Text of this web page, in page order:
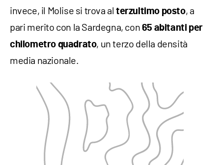
invece, il Molise si trova alterzultimo posto, a
pari merito con la Sardegna, con 65 abitanti per
chilometro quadrato, un terzo della densità
media nazionale.